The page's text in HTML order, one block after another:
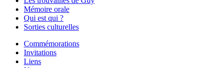
Mémoire orale
Qui est qui ?
Sorties culturelles
Commémorations
Invitations
Liens